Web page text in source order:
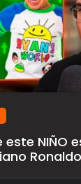
este NIÑO
Ronaldo